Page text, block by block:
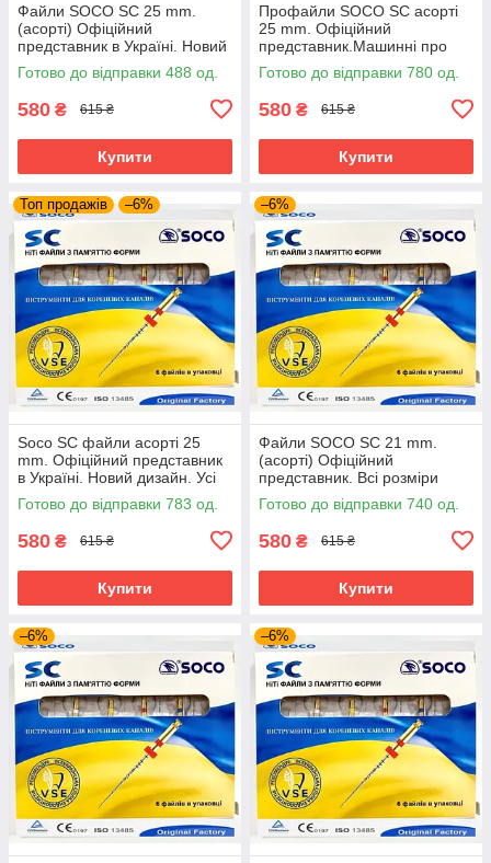
Файли SOCO SC 25 mm.
(асорті) Офіційний
представник в Україні. Новий
дизайн. Всі розміри.
Профайли соко
Готово до відправки 488 од.
580 ₴ 615 ₴
Купити
Профайли SOCO SC асорті
25 mm. Офіційний
представник.Машинні про
файли соко, файли coxo
Готово до відправки 780 од.
580 ₴ 615 ₴
Купити
Топ продажів –6%
Soco SC файли асорті 25
mm. Офіційний представник
в Україні. Новий дизайн. Усі
розміри. Про файли соко
coxo
Готово до відправки 783 од.
580 ₴ 615 ₴
Купити
–6%
Файли SOCO SC 21 mm.
(асорті) Офіційний
представник. Всі розміри
завжди в
наявності.Профайли соко
Готово до відправки 740 од.
580 ₴ 615 ₴
Купити
–6% –6%